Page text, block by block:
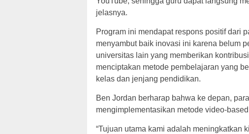
jelasnya.
Program ini mendapat respons positif dari
menyambut baik inovasi ini karena belum
universitas lain yang memberikan
menciptakan metode pembelajaran yang
kelas dan jenjang pendidikan.
Ben Jordan berharap bahwa ke depan,
mengimplementasikan metode video-
“Tujuan utama kami adalah meningkatkan